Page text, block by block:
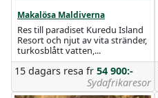
Makalösa Maldiverna
Res till paradiset Kuredu Island
Resort och njut av vita stränder,
turkosblått vatten,...
15 dagars resa fr 54 900:-
Sydafrikaresor